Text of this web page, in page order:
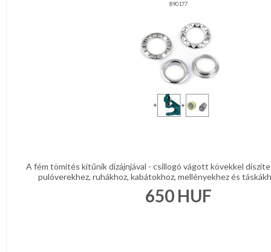
890177
A fém tömítés kitűnik dizájnjával - csillogó vágott kövekkel
pulóverekhez, ruhákhoz, kabátokhoz, mellényekhez és
650HUF